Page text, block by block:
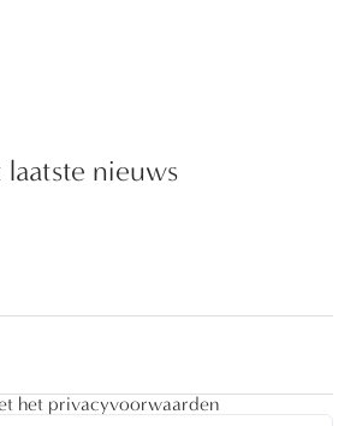
nieuws
het privacyvoorwaarden